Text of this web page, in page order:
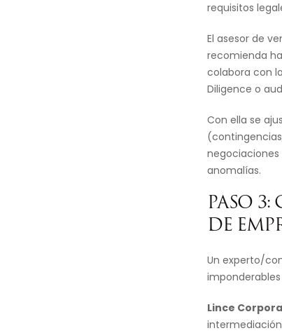
requisitos
El asesor de
recomienda
colabora con
Diligence o
Con ella se
negociaciones
anomalías.
PASO 3:
DE
Un experto/
Lince